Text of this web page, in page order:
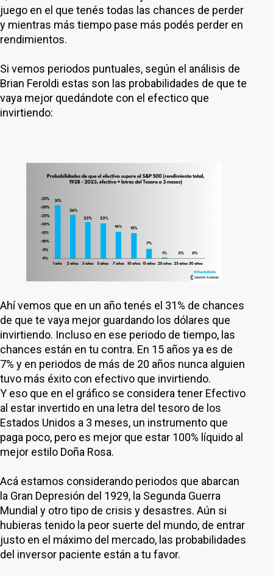
juego en el que tenés todas las chances de perder
y mientras más tiempo pase más podés perder en
rendimientos.
Si vemos periodos puntuales, según el análisis de
Brian Feroldi estas son las probabilidades de que te
vaya mejor quedándote con el efectico que
invirtiendo:
Ahí vemos que en un año tenés el 31% de chances
de que te vaya mejor guardando los dólares que
invirtiendo. Incluso en ese periodo de tiempo, las
chances están en tu contra. En 15 años ya es de
7% y en periodos de más de 20 años nunca alguien
tuvo más éxito con efectivo que invirtiendo.
Y eso que en el gráfico se considera tener Efectivo
al estar invertido en una letra del tesoro de los
Estados Unidos a 3 meses, un instrumento que
paga poco, pero es mejor que estar 100% líquido al
mejor estilo Doña Rosa.
Acá estamos considerando periodos que abarcan
la Gran Depresión del 1929, la Segunda Guerra
Mundial y otro tipo de crisis y desastres. Aún si
hubieras tenido la peor suerte del mundo, de entrar
justo en el máximo del mercado, las probabilidades
del inversor paciente están a tu favor.